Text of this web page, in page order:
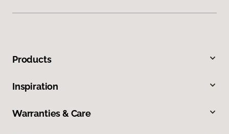
Products
Inspiration
Warranties & Care